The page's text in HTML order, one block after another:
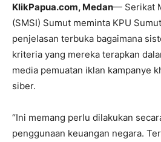
KlikPapua.com, Medan— Serikat
(SMSI) Sumut meminta KPU
penjelasan terbuka bagaimana
kriteria yang mereka terapkan
media pemuatan iklan kampanye
siber.
“Ini memang perlu dilakukan
penggunaan keuangan negara.